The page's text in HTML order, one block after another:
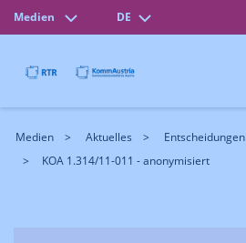
Medien DE
Medien Aktuelles
Entscheidungen
KOA 1.314/11-011 - anonymisiert